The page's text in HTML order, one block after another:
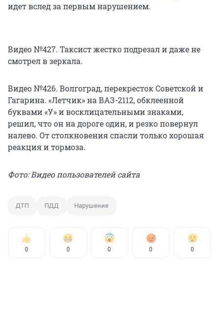
идет вслед за первым нарушением.
Видео №427. Таксист жестко подрезал и даже не
смотрел в зеркала.
Видео №426. Волгоград, перекресток Советской и
Гагарина. «Летчик» на ВАЗ-2112, обклеенной
буквами «У» и восклицательными знаками,
решил, что он на дороге один, и резко повернул
налево. От столкновения спасли только хорошая
реакция и тормоза.
Фото: Видео пользователей сайта
ДТП ПДД Нарушение
0 0 0 0 0